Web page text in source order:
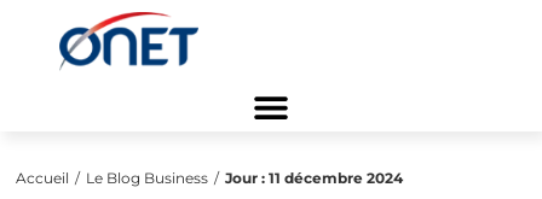
Accueil / Le Blog Business / Jour :11 décembre 2024